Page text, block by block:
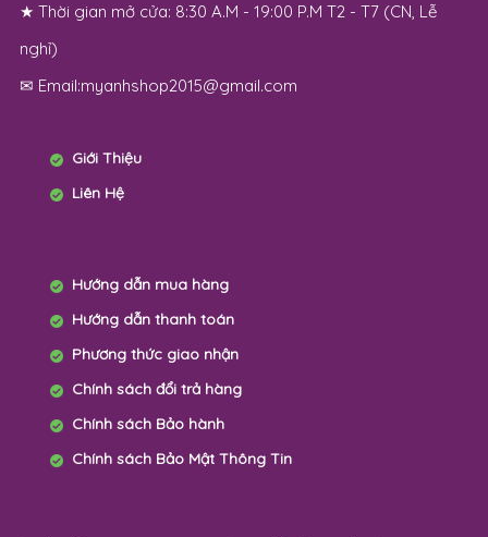
★ Thời gian mở cửa: 8:30 A.M - 19:00 P.M T2 - T7 (CN, Lễ
nghỉ)
✉ Email:myanhshop2015@gmail.com
Giới Thiệu
Liên Hệ
Hướng dẫn mua hàng
Hướng dẫn thanh toán
Phương thức giao nhận
Chính sách đổi trả hàng
Chính sách Bảo hành
Chính sách Bảo Mật Thông Tin